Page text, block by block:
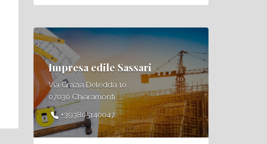
Impresa edile Sassari
Via Grazia Deledda 10
07030 Chiaramonti
+393805140047